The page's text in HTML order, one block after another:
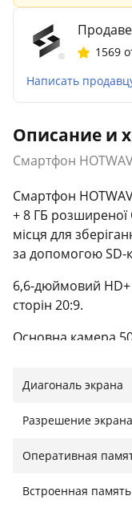
1569
Написать
Описание и
Смартфон
Смартфон
+ 8 ГБ розширеної
місця для
за допомогою SD-
6,6-дюймовий HD+
сторін 20:9.
Основна камера
Акумулятор
Підтримка двох
Підтримка
Диагональ экрана
Разрешение экрана
Оперативная
Встроенная память